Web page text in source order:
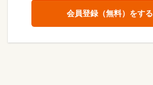
会員登録（無料）をする